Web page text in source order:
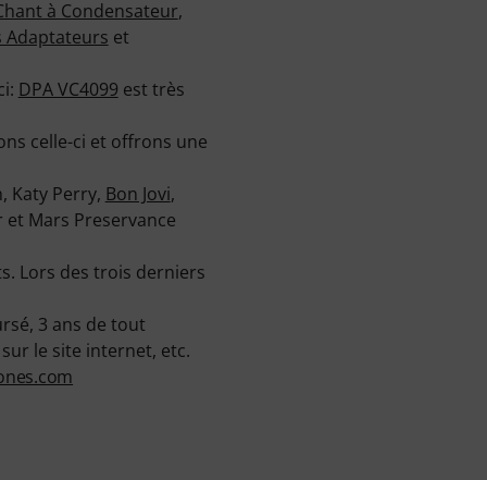
à Condensateur,
Adaptateurs et
DPA VC4099 est très
celle-ci et offrons une
Katy Perry, Bon Jovi,
Mars Preservance
Lors des trois derniers
3 ans de tout
le site internet, etc.